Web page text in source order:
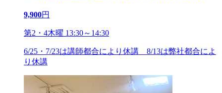
9,900円
第2・4木曜 13:30～14:30
6/25・7/23は講師都合により休講 8/13は弊社都合によ
り休講